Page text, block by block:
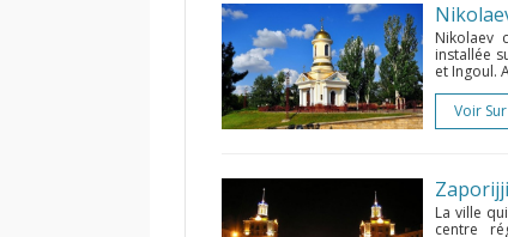
Nikolaev
installée
et Ingoul.
Voir
La ville
centre